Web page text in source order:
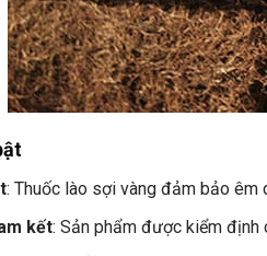
: Thuốc lào sợi vàng đảm bảo êm
kết: Sản phẩm được kiểm định